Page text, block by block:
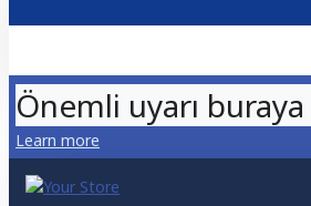
Önemli uyarı
Learn more